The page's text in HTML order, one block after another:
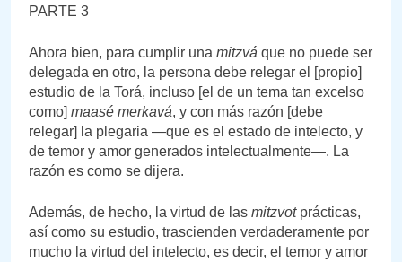
PARTE 3
Ahora bien, para cumplir una mitzvá que no puede ser
delegada en otro, la persona debe relegar el [propio]
estudio de la Torá, incluso [el de un tema tan excelso
como] maasé merkavá, y con más razón [debe
relegar] la plegaria —que es el estado de intelecto, y
de temor y amor generados intelectualmente—. La
razón es como se dijera.
Además, de hecho, la virtud de las mitzvotprácticas,
así como su estudio, trascienden verdaderamente por
mucho la virtud del intelecto, es decir, el temor y amor